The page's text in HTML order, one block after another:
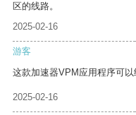
区的线路。
2025-02-16
游客
这款加速器VPM应用程序可以
2025-02-16